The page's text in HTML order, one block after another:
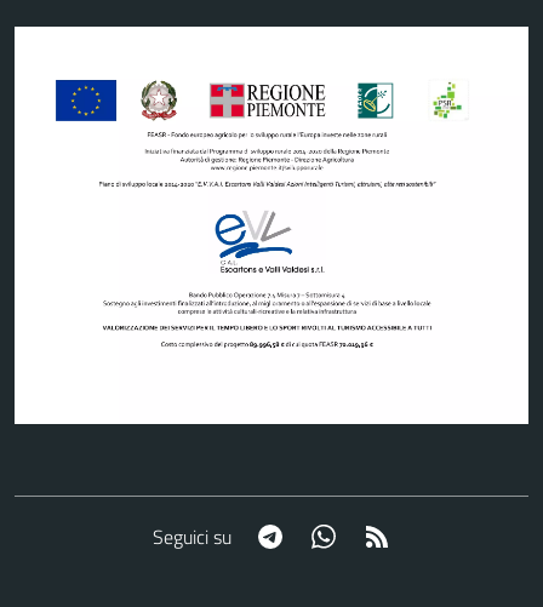
Seguici su Telegram Whatsapp